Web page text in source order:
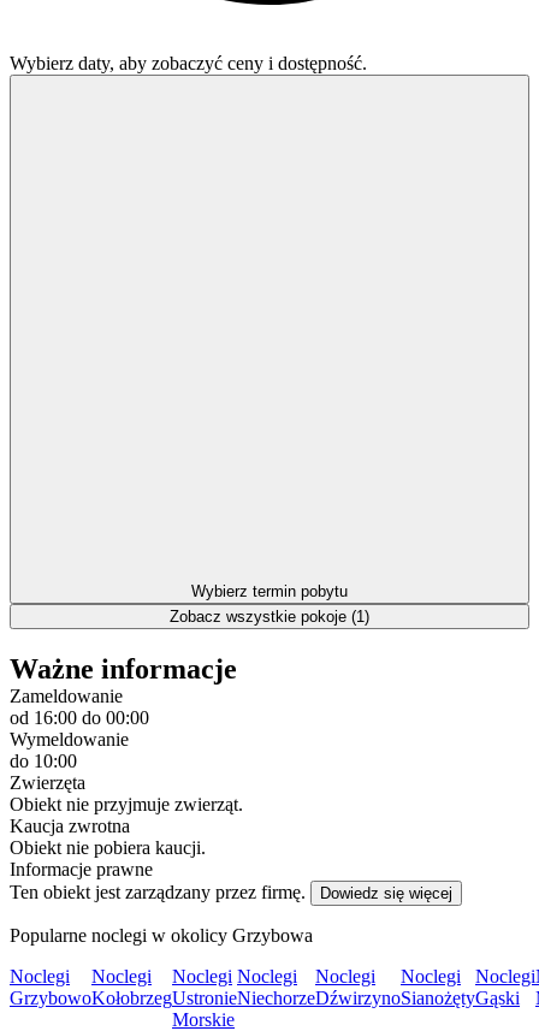
Wybierz daty, aby zobaczyć ceny i dostępność.
Wybierz termin pobytu
Zobacz wszystkie pokoje (1)
Ważne informacje
Zameldowanie
od 16:00 do 00:00
Wymeldowanie
do 10:00
Zwierzęta
Obiekt nie przyjmuje zwierząt.
Kaucja zwrotna
Obiekt nie pobiera kaucji.
Informacje prawne
Ten obiekt jest zarządzany przez firmę.
Dowiedz się więcej
Popularne noclegi w okolicy Grzybowa
Noclegi
Grzybowo
Noclegi
Kołobrzeg
Noclegi
Ustronie
Morskie
Noclegi
Niechorze
Noclegi
Dźwirzyno
Noclegi
Sianożęty
Noclegi
Gąski